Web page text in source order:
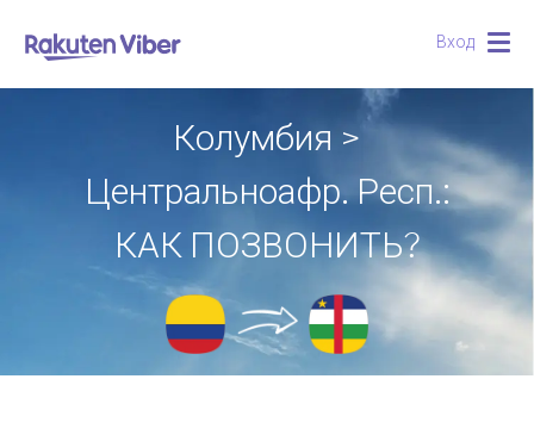
Вход
Колумбия >
Центральноафр. Респ.:
КАК ПОЗВОНИТЬ?